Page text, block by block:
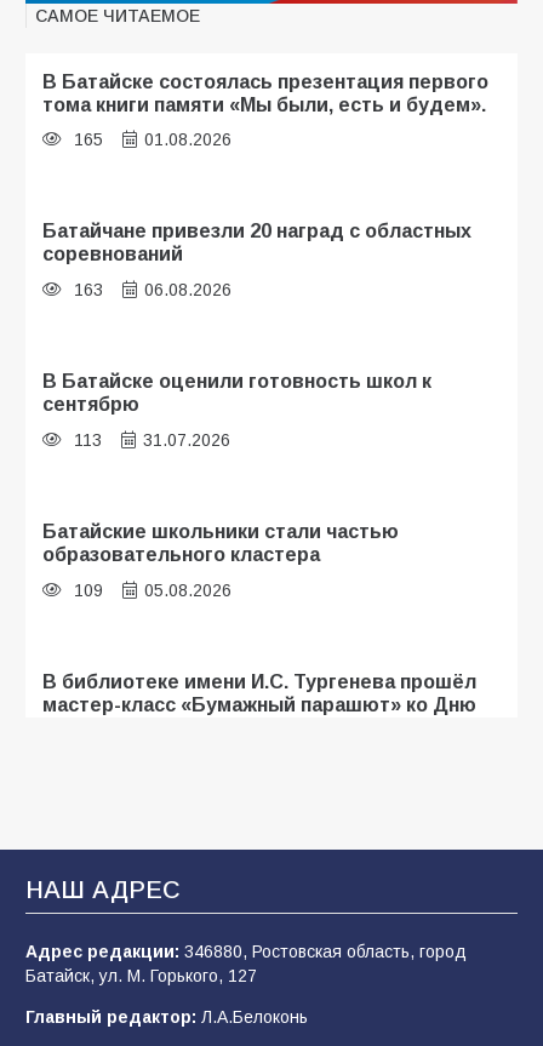
САМОЕ ЧИТАЕМОЕ
В Батайске состоялась презентация первого
тома книги памяти «Мы были, есть и будем».
165 01.08.2026
Батайчане привезли 20 наград с областных
соревнований
163 06.08.2026
В Батайске оценили готовность школ к
сентябрю
113 31.07.2026
Батайские школьники стали частью
образовательного кластера
109 05.08.2026
В библиотеке имени И.С. Тургенева прошёл
мастер-класс «Бумажный парашют» ко Дню
«Мобилизация или набор?» Что на самом
деле происходит в армии России в августе
2026 года
В Батайске продолжаются дорожные работы
НАШ АДРЕС
Адрес редакции: 346880, Ростовская область, город
Батайск, ул. М. Горького, 127
Главный редактор: Л.А.Белоконь